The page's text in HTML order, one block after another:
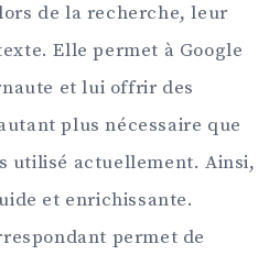
de la recherche, leur
Elle permet à Google
et lui offrir des
plus nécessaire que
utilisé actuellement. Ainsi,
et enrichissante.
permet de